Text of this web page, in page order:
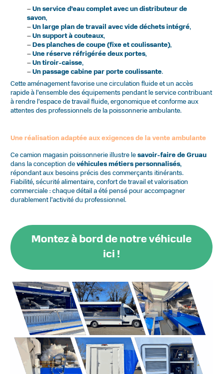
– Un service d’eau complet avec un distributeur de
savon,
– Un large plan de travail avec vide déchets intégré,
– Un support à couteaux,
– Des planches de coupe (fixe et coulissante),
– Une réserve réfrigérée deux portes,
– Un tiroir-caisse,
– Un passage cabine par porte coulissante.
Cette aménagement favorise une circulation fluide et un accès
rapide à l’ensemble des équipements pendant le service contribuant
à rendre l’espace de travail fluide, ergonomique et conforme aux
attentes des professionnels de la poissonnerie ambulante.
Une réalisation adaptée aux exigences de la vente ambulante
Ce camion magasin poissonnerie illustre lesavoir-faire de Gruau
dans la conception devéhicules métiers personnalisés,
répondant aux besoins précis des commerçants itinérants.
Fiabilité, sécurité alimentaire, confort de travail et valorisation
commerciale : chaque détail a été pensé pour accompagner
durablement l’activité du professionnel.
Montez à bord de notre véhicule
ici !